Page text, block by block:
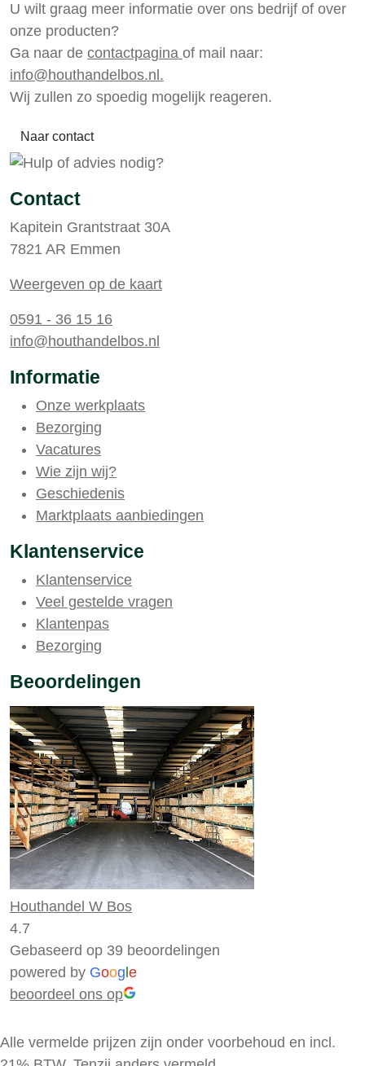
U wilt graag meer informatie over ons bedrijf of over
onze producten?
Ga naar de contactpagina of mail naar:
info@houthandelbos.nl.
Wij zullen zo spoedig mogelijk reageren.
Naar contact
Contact
Kapitein Grantstraat 30A
7821 AR Emmen
Weergeven op de kaart
0591 - 36 15 16
info@houthandelbos.nl
Informatie
Onze werkplaats
Bezorging
Vacatures
Wie zijn wij?
Geschiedenis
Marktplaats aanbiedingen
Klantenservice
Klantenservice
Veel gestelde vragen
Klantenpas
Bezorging
Beoordelingen
Houthandel W Bos
4.7
Gebaseerd op 39 beoordelingen
powered by Goog e
beoordeel ons op
Alle vermelde prijzen zijn onder voorbehoud en incl.